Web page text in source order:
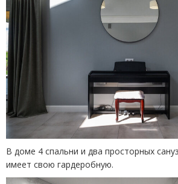
В доме 4 спальни и два просторных
имеет свою гардеробную.